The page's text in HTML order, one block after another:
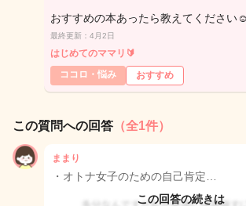
おすすめの本あったら教えてください☺️
最終更新：4月2日
はじめてのママリ🔰
ココロ・悩み
おすすめ
この質問への回答 （全1件）
ままり
・オトナ女子のための自己肯定…
この回答の続きは